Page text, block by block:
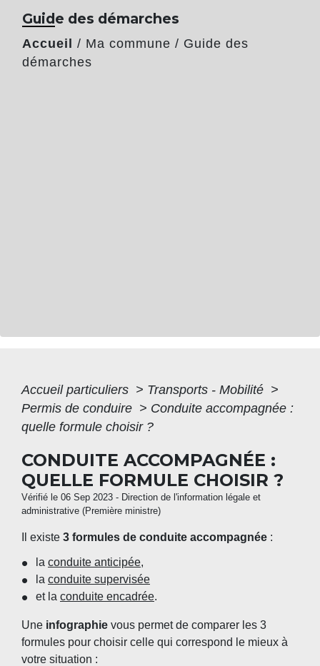
Guide des démarches
Accueil / Ma commune / Guide des
démarches
Accueil particuliers > Transports - Mobilité >
Permis de conduire > Conduite accompagnée :
quelle formule choisir ?
CONDUITE ACCOMPAGNÉE :
QUELLE FORMULE CHOISIR ?
Vérifié le 06 Sep 2023 - Direction de l'information légale et
administrative (Première ministre)
Il existe 3 formules de conduite accompagnée :
la conduite anticipée,
la conduite supervisée
et la conduite encadrée.
Une infographie vous permet de comparer les 3
formules pour choisir celle qui correspond le mieux à
votre situation :